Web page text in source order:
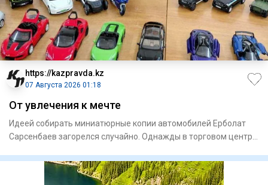
https://kazpravda.kz
07 Августа 2026 01:18
От увлечения к мечте
Идеей собирать миниа­тюрные копии автомобилей Ерболат
Сарсенбаев загорелся случайно. Однажды в торговом центре